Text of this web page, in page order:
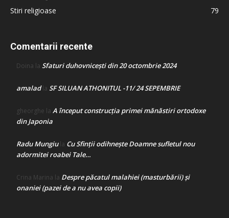
Stiri religioase
79
Comentarii recente
Doina la Sfaturi duhovnicești din 20 octombrie 2024
amaladla SF SILUAN ATHONITUL -11/ 24 SEPEMBRIE
gheorghe la A început construcţia primei mănăstiri ortodoxe
din Japonia
Radu Mungiula Cu Sfinții odihnește Doamne sufletul nou
adormitei roabei Tale…
Crina Marina la Despre păcatul malahiei (masturbării) şi
onaniei (pazei de a nu avea copii)